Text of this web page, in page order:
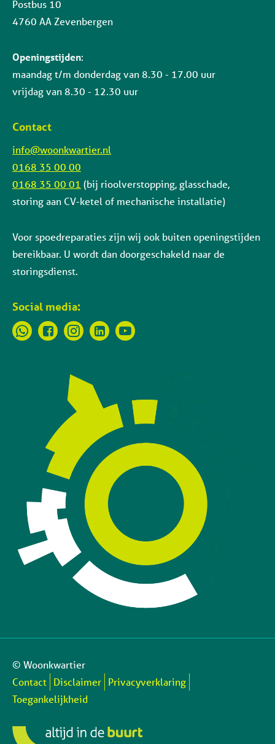
Postbus 10
4760 AA Zevenbergen
Openingstijden:
maandag t/m donderdag van 8.30 - 17.00 uur
vrijdag van 8.30 - 12.30 uur
Contact
info@woonkwartier.nl
0168 35 00 00
0168 35 00 01 (bij rioolverstopping, glasschade,
storing aan CV-ketel of mechanische installatie)
Voor spoedreparaties zijn wij ook buiten openingstijden
bereikbaar. U wordt dan doorgeschakeld naar de
storingsdienst.
Social media:
© Woonkwartier
Contact Disclaimer Privacyverklaring
Toegankelijkheid